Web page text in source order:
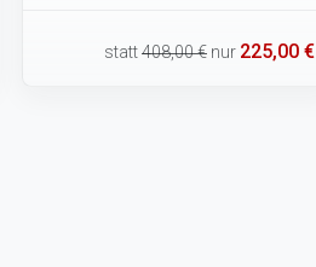
statt408,00 € nur 225,00 €